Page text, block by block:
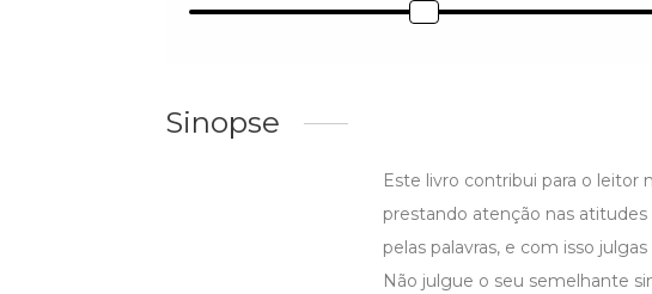
Sinopse
Este livro contribui para o leitor
prestando atenção nas
pelas palavras, e com isso
Não julgue o seu semelhante